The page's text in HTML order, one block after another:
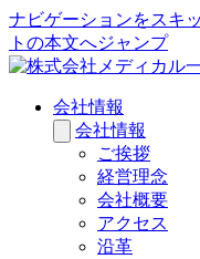
ナビゲーションをスキ
トの本文へジャンプ
会社情報
会社情報
ご挨拶
経営理念
会社概要
アクセス
沿革